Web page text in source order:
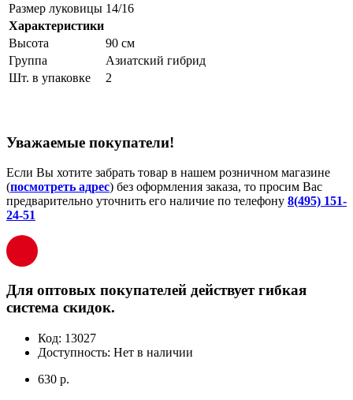
Размер луковицы 14/16
Характеристики
Высота
90 см
Группа
Азиатский гибрид
Шт. в упаковке
2
Уважаемые покупатели!
Если Вы хотите забрать товар в нашем розничном магазине
(посмотреть адрес) без оформления заказа, то просим Вас
предварительно уточнить его наличие по телефону 8(495) 151-
24-51
Для оптовых покупателей действует гибкая
система скидок.
Код: 13027
Доступность: Нет в наличии
630 р.